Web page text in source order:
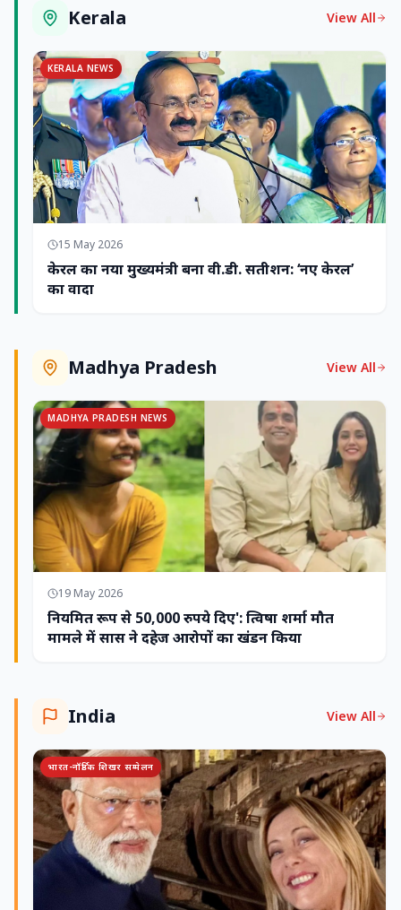
Kerala View All
KERALA NEWS
15 May 2026
केरल का नया मुख्यमंत्री बना वी.डी. सतीशन: ‘नए केरल’
का वादा
Madhya Pradesh View All
MADHYA PRADESH NEWS
19 May 2026
नियमित रूप से 50,000 रुपये दिए': त्विषा शर्मा मौत
मामले में सास ने दहेज आरोपों का खंडन किया
India View All
भारत-नॉर्डिक शिखर सम्मेलन